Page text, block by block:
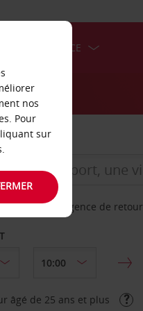
LIBRE-SERVICE
une autre agence de retour
âgé de 25 ans et plus
nos
Pour
sur